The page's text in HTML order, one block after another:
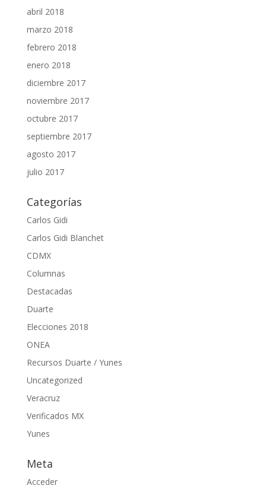
abril 2018
marzo 2018
febrero 2018
enero 2018
diciembre 2017
noviembre 2017
octubre 2017
septiembre 2017
agosto 2017
julio 2017
Categorías
Carlos Gidi
Carlos Gidi Blanchet
CDMX
Columnas
Destacadas
Duarte
Elecciones 2018
ONEA
Recursos Duarte / Yunes
Uncategorized
Veracruz
Verificados MX
Yunes
Meta
Acceder